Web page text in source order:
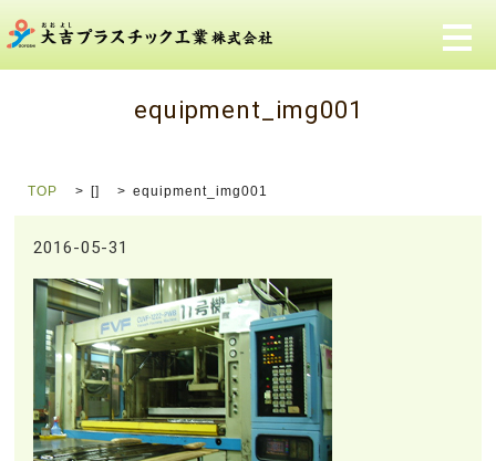
メ
equipment_img001
TOP [] equipment_img001
2016-05-31